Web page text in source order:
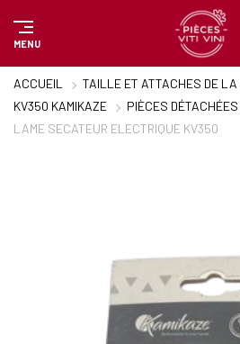
MENU
ACCUEIL TAILLE ET ATTACHES DE LA
KV350 KAMIKAZE
PIÈCES
LAME SECATEUR ELECTRIQUE KV350
Panneau de gestion des cookies